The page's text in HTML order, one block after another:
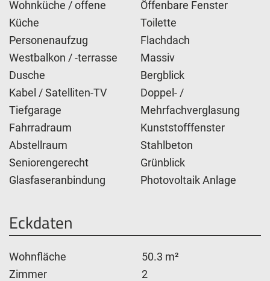
Wohnküche / offene
Küche
Personenaufzug
Westbalkon / -terrasse
Dusche
Kabel / Satelliten-TV
Tiefgarage
Fahrradraum
Abstellraum
Seniorengerecht
Glasfaseranbindung
Öffenbare Fenster
Toilette
Flachdach
Massiv
Bergblick
Doppel- /
Mehrfachverglasung
Kunststofffenster
Stahlbeton
Grünblick
Photovoltaik Anlage
Eckdaten
Wohnfläche
50.3 m²
Zimmer
2